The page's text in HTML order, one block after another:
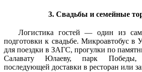
3. Свадьбы и семейные
Логистика гостей — один из
подготовки к свадьбе. Микроавтобус в
для поездки в ЗАГС, прогулки по
Салавату Юлаеву, парк Победы,
последующей доставки в ресторан или